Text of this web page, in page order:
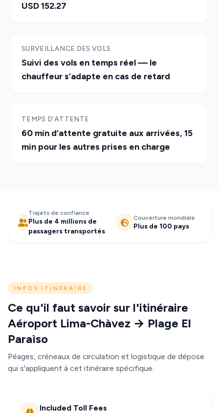
USD 152.27
SURVEILLANCE DES VOLS
Suivi des vols en temps réel — le
chauffeur s’adapte en cas de retard
TEMPS D’ATTENTE
60 min d’attente gratuite aux arrivées, 15
min pour les autres prises en charge
Trajets de confiance
Plus de 4 millions de
passagers transportés
Couverture mondiale
Plus de 100 pays
INFOS ITINÉRAIRE
Ce qu'il faut savoir sur l'itinéraire
Aéroport Lima-Chàvez → Plage El
Paraìso
Péages, créneaux de circulation et logistique de dépose
qui s'appliquent à cet itinéraire spécifique.
Included Toll Fees